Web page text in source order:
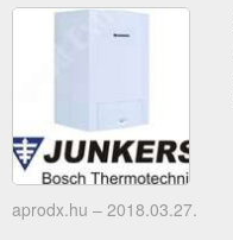
aprodx.hu – 2018.03.27.